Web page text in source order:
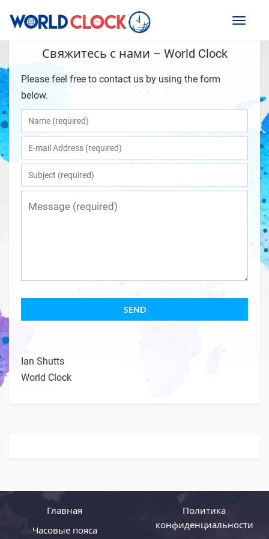
Toggle
Свяжитесь с нами – World Clock
Please feel free to contact us by using the form
below.
Ian Shutts
World Clock
Главная
Часовые пояса
Политика
конфиденциальности